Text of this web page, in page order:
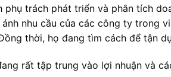
trách phát triển và phân tích
nhu cầu của các công ty trong
thời, họ đang tìm cách để tận
rất tập trung vào lợi nhuận và